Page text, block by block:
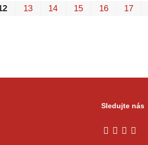
13 14 15 16 17
Sledujte nás